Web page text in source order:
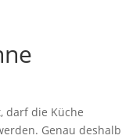
darf die Küche
Genau deshalb